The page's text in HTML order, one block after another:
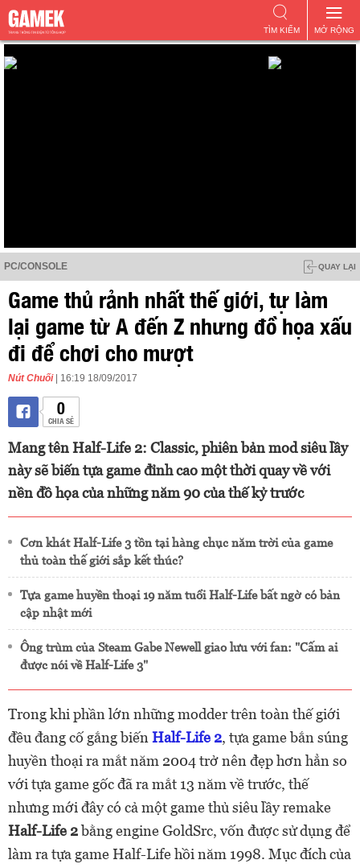
MỞ RỘNG
TÌM KIẾM
PC/CONSOLE QUAY LẠI
Game thủ rảnh nhất thế giới, tự làm
lại game từ A đến Z nhưng đồ họa xấu
đi để chơi cho mượt
Nút Chuối | 16:19 18/09/2017
0
CHIA SẺ
Mang tên Half-Life 2: Classic, phiên bản mod siêu lầy
này sẽ biến tựa game đỉnh cao một thời quay về với
nền đồ họa của những năm 90 của thế kỷ trước
Cơn khát Half-Life 3 tồn tại hàng chục năm trời của game
thủ toàn thế giới sắp kết thúc?
Tựa game huyền thoại 19 năm tuổi Half-Life bất ngờ có bản
cập nhật mới
Ông trùm của Steam Gabe Newell giao lưu với fan: "Cấm ai
được nói về Half-Life 3"
Trong khi phần lớn những modder trên toàn thế giới
đều đang cố gắng biến Half-Life 2, tựa game bắn súng
huyền thoại ra mắt năm 2004 trở nên đẹp hơn hẳn so
với tựa game gốc đã ra mắt 13 năm về trước, thế
nhưng mới đây có cả một game thủ siêu lầy remake
Half-Life 2bằng engine GoldSrc, vốn được sử dụng để
làm ra tựa game Half-Life hồi năm 1998. Mục đích của